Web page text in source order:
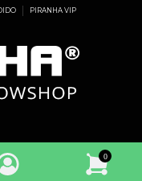
PIRANHA VIP
0